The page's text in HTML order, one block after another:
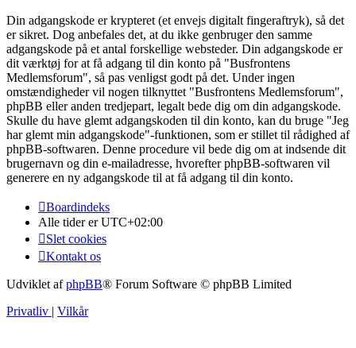
Din adgangskode er krypteret (et envejs digitalt fingeraftryk), så det
er sikret. Dog anbefales det, at du ikke genbruger den samme
adgangskode på et antal forskellige websteder. Din adgangskode er
dit værktøj for at få adgang til din konto på "Busfrontens
Medlemsforum", så pas venligst godt på det. Under ingen
omstændigheder vil nogen tilknyttet "Busfrontens Medlemsforum",
phpBB eller anden tredjepart, legalt bede dig om din adgangskode.
Skulle du have glemt adgangskoden til din konto, kan du bruge "Jeg
har glemt min adgangskode"-funktionen, som er stillet til rådighed af
phpBB-softwaren. Denne procedure vil bede dig om at indsende dit
brugernavn og din e-mailadresse, hvorefter phpBB-softwaren vil
generere en ny adgangskode til at få adgang til din konto.
Boardindeks
Alle tider erUTC+02:00
Slet cookies
Kontakt os
Udviklet afphpBB® Forum Software © phpBB Limited
Privatliv | Vilkår